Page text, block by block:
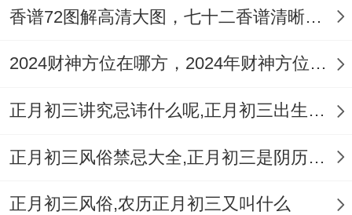
香谱72图解高清大图，七十二香谱清晰大图2024精准版
2024财神方位在哪方，2024年财神方位会在哪方出现
正月初三讲究忌讳什么呢,正月初三出生的人命运怎么样
正月初三风俗禁忌大全,正月初三是阴历还是阳历
正月初三风俗,农历正月初三又叫什么